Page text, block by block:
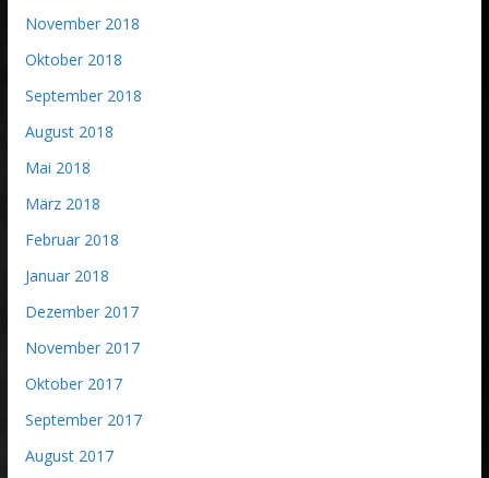
November 2018
Oktober 2018
September 2018
August 2018
Mai 2018
März 2018
Februar 2018
Januar 2018
Dezember 2017
November 2017
Oktober 2017
September 2017
August 2017